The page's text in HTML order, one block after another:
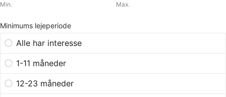
Min. Max.
Minimums lejeperiode
Alle har interesse
1-11 måneder
12-23 måneder